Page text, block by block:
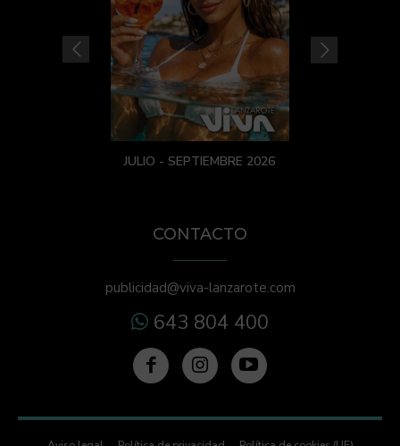
JULIO - SEPTIEMBRE 2026
CONTACTO
publicidad@viva-lanzarote.com
643 804 400